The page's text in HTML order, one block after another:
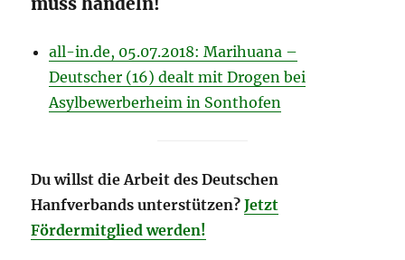
all-in.de, 05.07.2018: Marihuana –
Deutscher (16) dealt mit Drogen bei
Asylbewerberheim in Sonthofen
Du willst die Arbeit des Deutschen
Hanfverbands unterstützen?Jetzt
Fördermitglied werden!